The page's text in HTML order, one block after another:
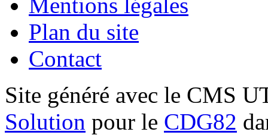
Plan du site
Contact
Site généré avec le CMS
Solution pour le CDG82